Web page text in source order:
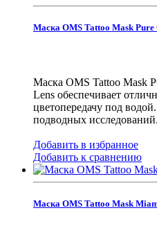
Маска OMS Tattoo Mask
Маска OMS Tattoo Mask
Lens обеспечивает
цветопередачу под
подводных исследований.
Добавить в избранное
Добавить к сравнению
Маска OMS Tattoo Mask